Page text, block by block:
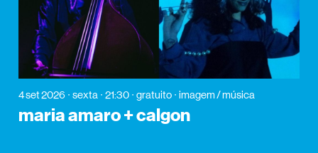
4 set 2026 sexta 21:30 gratuito imagem / música
maria amaro + calgon